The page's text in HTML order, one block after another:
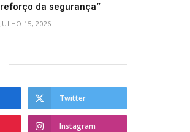
reforço da segurança”
JULHO 15, 2026
Twitter
Instagram